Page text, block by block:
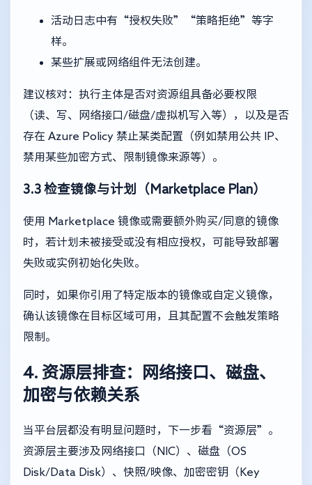
活动日志中有“授权失败”“策略拒绝”等字
样。
某些扩展或网络组件无法创建。
建议核对：执行主体是否对资源组具备必要权限
（读、写、网络接口/磁盘/虚拟机写入等），以及是否
存在 Azure Policy 禁止某类配置（例如禁用公共 IP、
禁用某些加密方式、限制镜像来源等）。
3.3 检查镜像与计划（Marketplace Plan）
使用 Marketplace 镜像或需要额外购买/同意的镜像
时，若计划未被接受或没有相应授权，可能导致部署
失败或实例初始化失败。
同时，如果你引用了特定版本的镜像或自定义镜像，
确认该镜像在目标区域可用，且其配置不会触发策略
限制。
4. 资源层排查：网络接口、磁盘、
加密与依赖关系
当平台层都没有明显问题时，下一步看“资源层”。
资源层主要涉及网络接口（NIC）、磁盘（OS
Disk/Data Disk）、快照/映像、加密密钥（Key